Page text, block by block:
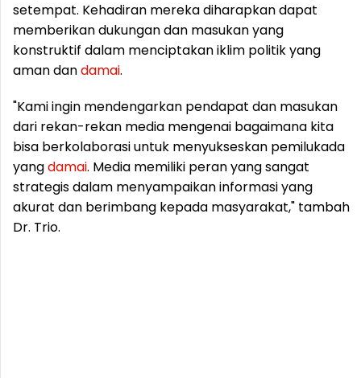
setempat. Kehadiran mereka diharapkan dapat
memberikan dukungan dan masukan yang
konstruktif dalam menciptakan iklim politik yang
aman dandamai.
"Kami ingin mendengarkan pendapat dan masukan
dari rekan-rekan media mengenai bagaimana kita
bisa berkolaborasi untuk menyukseskan pemilukada
yangdamai. Media memiliki peran yang sangat
strategis dalam menyampaikan informasi yang
akurat dan berimbang kepada masyarakat," tambah
Dr. Trio.